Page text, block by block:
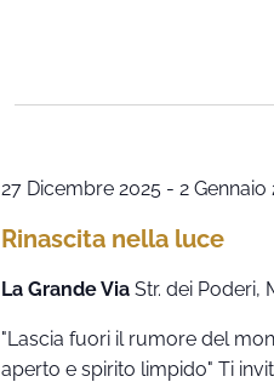
Rinascita nella luce
27 Dicembre 2025- 2 Gennaio
La Grande Via Str. dei Poderi,
"Lascia fuori il rumore del
aperto e spirito limpido" Ti